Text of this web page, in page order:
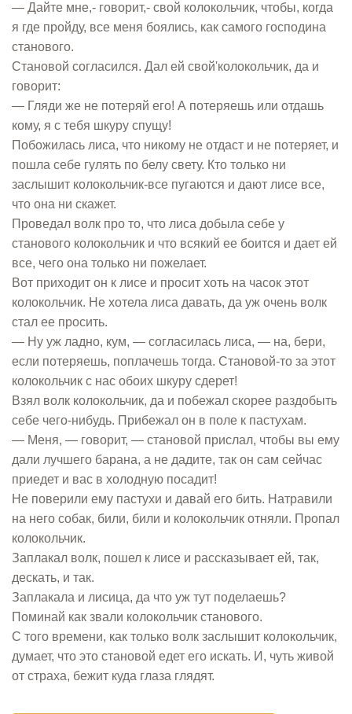
— Дайте мне,- говорит,- свой колокольчик, чтобы, когда
я где пройду, все меня боялись, как самого господина
станового.
Становой согласился. Дал ей свой'колокольчик, да и
говорит:
— Гляди же не потеряй его! А потеряешь или отдашь
кому, я с тебя шкуру спущу!
Побожилась лиса, что никому не отдаст и не потеряет, и
пошла себе гулять по белу свету. Кто только ни
заслышит колокольчик-все пугаются и дают лисе все,
что она ни скажет.
Проведал волк про то, что лиса добыла себе у
станового колокольчик и что всякий ее боится и дает ей
все, чего она только ни пожелает.
Вот приходит он к лисе и просит хоть на часок этот
колокольчик. Не хотела лиса давать, да уж очень волк
стал ее просить.
— Ну уж ладно, кум, — согласилась лиса, — на, бери,
если потеряешь, поплачешь тогда. Становой-то за этот
колокольчик с нас обоих шкуру сдерет!
Взял волк колокольчик, да и побежал скорее раздобыть
себе чего-нибудь. Прибежал он в поле к пастухам.
— Меня, — говорит, — становой прислал, чтобы вы ему
дали лучшего барана, а не дадите, так он сам сейчас
приедет и вас в холодную посадит!
Не поверили ему пастухи и давай его бить. Натравили
на него собак, били, били и колокольчик отняли. Пропал
колокольчик.
Заплакал волк, пошел к лисе и рассказывает ей, так,
дескать, и так.
Заплакала и лисица, да что уж тут поделаешь?
Поминай как звали колокольчик станового.
С того времени, как только волк заслышит колокольчик,
думает, что это становой едет его искать. И, чуть живой
от страха, бежит куда глаза глядят.